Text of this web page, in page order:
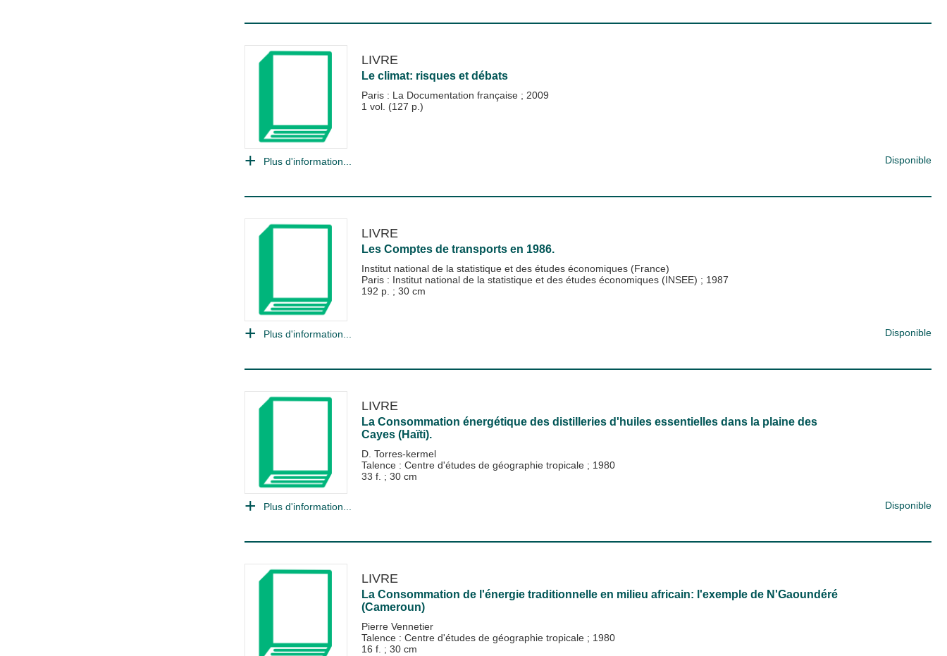
LIVRE
Le climat: risques et débats
Paris : La Documentation française ; 2009
1 vol. (127 p.)
Plus d'information... Disponible
LIVRE
Les Comptes de transports en 1986.
Institut national de la statistique et des études économiques (France)
Paris : Institut national de la statistique et des études économiques (INSEE) ; 1987
192 p. ; 30 cm
Plus d'information... Disponible
LIVRE
La Consommation énergétique des distilleries d'huiles essentielles dans la plaine des
Cayes (Haïti).
D. Torres-kermel
Talence : Centre d'études de géographie tropicale ; 1980
33 f. ; 30 cm
Plus d'information... Disponible
LIVRE
La Consommation de l'énergie traditionnelle en milieu africain: l'exemple de N'Gaoundéré
(Cameroun)
Pierre Vennetier
Talence : Centre d'études de géographie tropicale ; 1980
16 f. ; 30 cm